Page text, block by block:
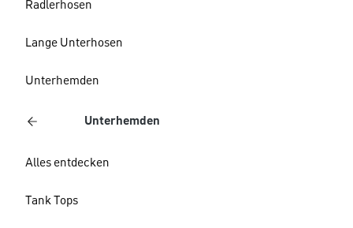
Radlerhosen
Lange Unterhosen
Unterhemden
Unterhemden
Alles entdecken
Tank Tops